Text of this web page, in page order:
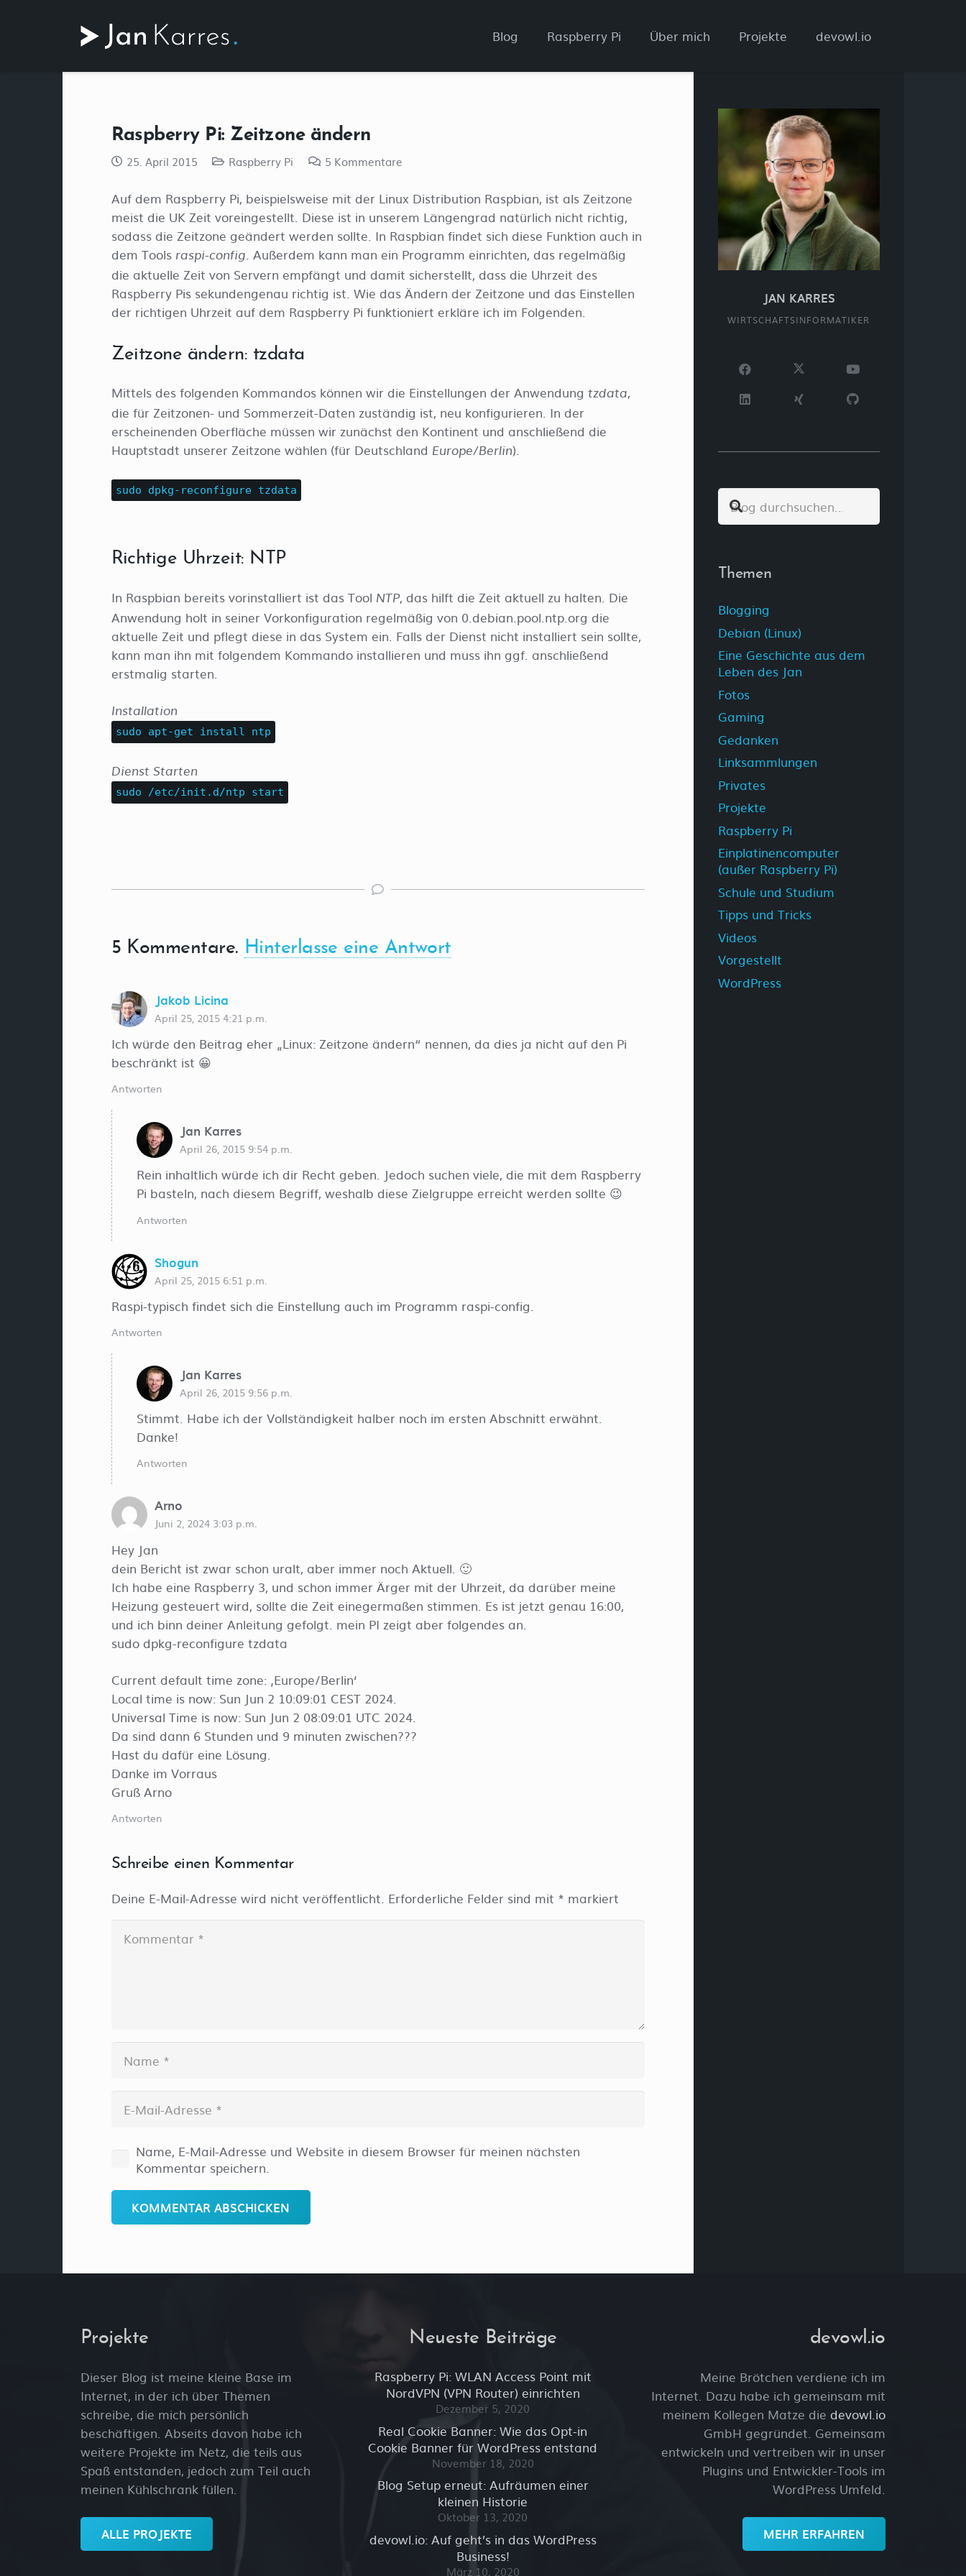
Blog Raspberry Pi Über mich Projekte devowl.io
Raspberry Pi: Zeitzone ändern
25. April 2015 Raspberry Pi 5 Kommentare
Auf dem Raspberry Pi, beispielsweise mit der Linux Distribution Raspbian, ist als Zeitzone
meist die UK Zeit voreingestellt. Diese ist in unserem Längengrad natürlich nicht richtig,
sodass die Zeitzone geändert werden sollte. In Raspbian findet sich diese Funktion auch in
dem Tools raspi-config. Außerdem kann man ein Programm einrichten, das regelmäßig
die aktuelle Zeit von Servern empfängt und damit sicherstellt, dass die Uhrzeit des
Raspberry Pis sekundengenau richtig ist. Wie das Ändern der Zeitzone und das Einstellen
der richtigen Uhrzeit auf dem Raspberry Pi funktioniert erkläre ich im Folgenden.
Zeitzone ändern: tzdata
Mittels des folgenden Kommandos können wir die Einstellungen der Anwendung tzdata,
die für Zeitzonen- und Sommerzeit-Daten zuständig ist, neu konfigurieren. In der
erscheinenden Oberfläche müssen wir zunächst den Kontinent und anschließend die
Hauptstadt unserer Zeitzone wählen (für Deutschland Europe/Berlin).
sudo dpkg-reconfigure tzdata
Richtige Uhrzeit: NTP
In Raspbian bereits vorinstalliert ist das Tool NTP, das hilft die Zeit aktuell zu halten. Die
Anwendung holt in seiner Vorkonfiguration regelmäßig von 0.debian.pool.ntp.org die
aktuelle Zeit und pflegt diese in das System ein. Falls der Dienst nicht installiert sein sollte,
kann man ihn mit folgendem Kommando installieren und muss ihn ggf. anschließend
erstmalig starten.
Installation
sudo apt-get install ntp
Dienst Starten
sudo /etc/init.d/ntp start
5 Kommentare. Hinterlasse eine Antwort
Jakob Licina
April 25, 2015 4:21 p.m.
Ich würde den Beitrag eher „Linux: Zeitzone ändern“ nennen, da dies ja nicht auf den Pi
beschränkt ist 😀
Antworten
Jan Karres
April 26, 2015 9:54 p.m.
Rein inhaltlich würde ich dir Recht geben. Jedoch suchen viele, die mit dem Raspberry
Pi basteln, nach diesem Begriff, weshalb diese Zielgruppe erreicht werden sollte 😉
Antworten
Shogun
April 25, 2015 6:51 p.m.
Raspi-typisch findet sich die Einstellung auch im Programm raspi-config.
Antworten
Jan Karres
April 26, 2015 9:56 p.m.
Stimmt. Habe ich der Vollständigkeit halber noch im ersten Abschnitt erwähnt.
Danke!
Antworten
Arno
Juni 2, 2024 3:03 p.m.
Hey Jan
dein Bericht ist zwar schon uralt, aber immer noch Aktuell. 🙂
Ich habe eine Raspberry 3, und schon immer Ärger mit der Uhrzeit, da darüber meine
Heizung gesteuert wird, sollte die Zeit einegermaßen stimmen. Es ist jetzt genau 16:00,
und ich binn deiner Anleitung gefolgt. mein PI zeigt aber folgendes an.
sudo dpkg-reconfigure tzdata
Current default time zone: ‚Europe/Berlin‘
Local time is now: Sun Jun 2 10:09:01 CEST 2024.
Universal Time is now: Sun Jun 2 08:09:01 UTC 2024.
Da sind dann 6 Stunden und 9 minuten zwischen???
Hast du dafür eine Lösung.
Danke im Vorraus
Gruß Arno
Antworten
Schreibe einen Kommentar
Deine E-Mail-Adresse wird nicht veröffentlicht. Erforderliche Felder sind mit * markiert
Name, E-Mail-Adresse und Website in diesem Browser für meinen nächsten
Kommentar speichern.
KOMMENTAR ABSCHICKEN
JAN KARRES
WIRTSCHAFTSINFORMATIKER
Themen
Blogging
Debian (Linux)
Eine Geschichte aus dem
Leben des Jan
Fotos
Gaming
Gedanken
Linksammlungen
Privates
Projekte
Raspberry Pi
Einplatinencomputer
(außer Raspberry Pi)
Schule und Studium
Tipps und Tricks
Videos
Vorgestellt
WordPress
Projekte
Dieser Blog ist meine kleine Base im
Internet, in der ich über Themen
schreibe, die mich persönlich
beschäftigen. Abseits davon habe ich
weitere Projekte im Netz, die teils aus
Spaß entstanden, jedoch zum Teil auch
meinen Kühlschrank füllen.
ALLE PROJEKTE
Neueste Beiträge
Raspberry Pi: WLAN Access Point mit
NordVPN (VPN Router) einrichten
Dezember 5, 2020
Real Cookie Banner: Wie das Opt-in
Cookie Banner für WordPress entstand
November 18, 2020
Blog Setup erneut: Aufräumen einer
kleinen Historie
Oktober 13, 2020
devowl.io: Auf geht’s in das WordPress
Business!
März 10, 2020
devowl.io
Meine Brötchen verdiene ich im
Internet. Dazu habe ich gemeinsam mit
meinem Kollegen Matze die devowl.io
GmbH gegründet. Gemeinsam
entwickeln und vertreiben wir in unser
Plugins und Entwickler-Tools im
WordPress Umfeld.
MEHR ERFAHREN